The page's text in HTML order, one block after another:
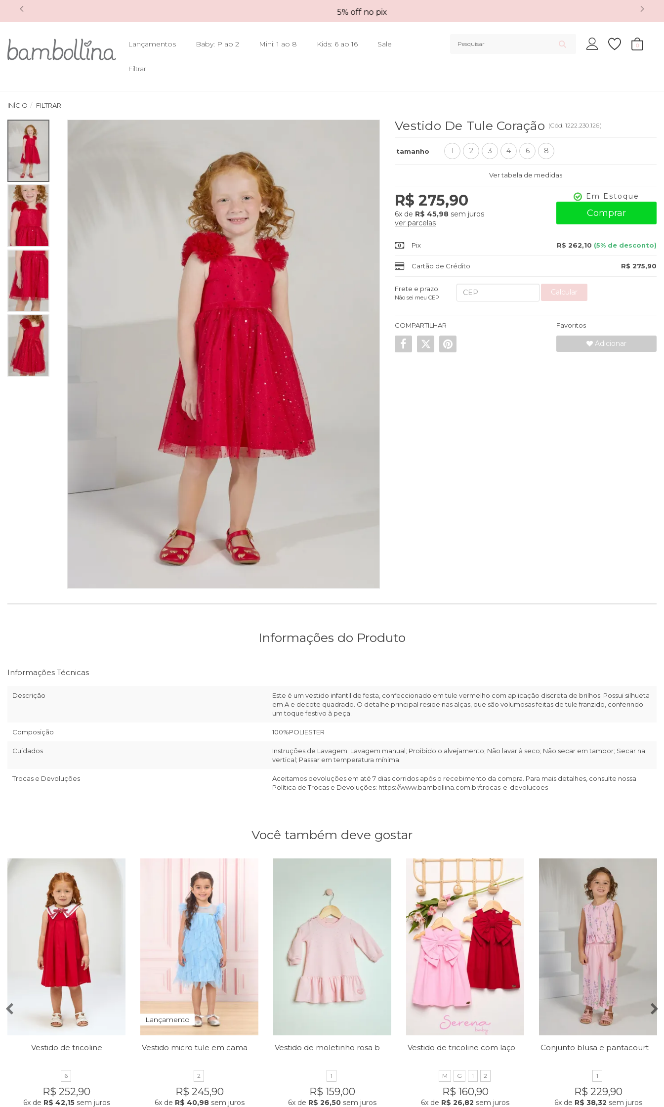
5% off no pix
Lançamentos Baby: P ao 2 Mini: 1 ao 8 Kids: 6 ao 16 Sale
Filtrar
0
INÍCIO FILTRAR
Vestido De Tule Coração (Cód. 1222.230.126)
tamanho 1 2 3 4 6 8
Ver tabela de medidas
R$ 275,90
6x de R$ 45,98 sem juros
ver parcelas
Em Estoque
Comprar
Pix R$ 262,10 (5% de desconto)
Cartão de Crédito R$ 275,90
Frete e prazo:
Não sei meu CEP
Calcular
COMPARTILHAR Favoritos
Adicionar
Informações do Produto
Informações Técnicas
Descrição
Este é um vestido infantil de festa, confeccionado em tule vermelho com aplicação discreta de brilhos. Possui silhueta
em A e decote quadrado. O detalhe principal reside nas alças, que são volumosas feitas de tule franzido, conferindo
um toque festivo à peça.
Composição 100%POLIESTER
Cuidados
Instruções de Lavagem: Lavagem manual; Proibido o alvejamento; Não lavar à seco; Não secar em tambor; Secar na
vertical; Passar em temperatura mínima.
Trocas e Devoluções
Aceitamos devoluções em até 7 dias corridos após o recebimento da compra. Para mais detalhes, consulte nossa
Política de Trocas e Devoluções: https://www.bambollina.com.br/trocas-e-devolucoes
Você também deve gostar
Vestido de tricoline
6
R$ 252,90
6xde R$ 42,15sem juros
Lançamento
2
R$ 245,90
6xde R$ 40,98sem juros
1
R$ 159,00
6x de R$ 26,50 sem juros
M G 1 2
R$ 160,90
6x de R$ 26,82 sem juros
1
R$ 229,90
6xde R$ 38,32 sem juros